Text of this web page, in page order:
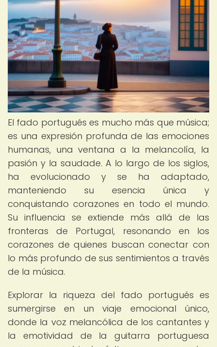
El fado portugués es mucho más que música;
es una expresión profunda de las emociones
humanas, una ventana a la melancolía, la
pasión y la saudade. A lo largo de los siglos,
ha evolucionado y se ha adaptado,
manteniendo su esencia única y
conquistando corazones en todo el mundo.
Su influencia se extiende más allá de las
fronteras de Portugal, resonando en los
corazones de quienes buscan conectar con
lo más profundo de sus sentimientos a través
de la música.
Explorar la riqueza del fado portugués es
sumergirse en un viaje emocional único,
donde la voz melancólica de los cantantes y
la emotividad de la guitarra portuguesa